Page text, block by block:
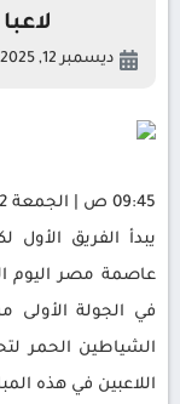
ديسمبر 12, 2025
09:45 ص | الجمعة 12 ديسمبر 2025
يبدأ الفريق
عاصمة مصر اليوم
في الجولة
الشياطين الحمر
اللاعبين في هذه